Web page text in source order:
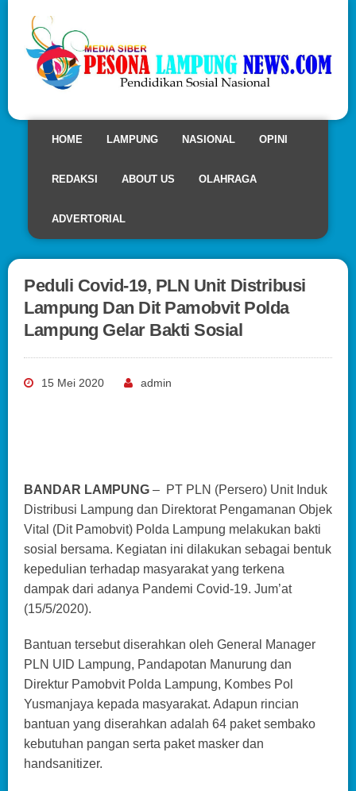
HOME LAMPUNG NASIONAL OPINI
REDAKSI ABOUT US OLAHRAGA
ADVERTORIAL
Peduli Covid-19, PLN Unit Distribusi
Lampung Dan Dit Pamobvit Polda
Lampung Gelar Bakti Sosial
15 Mei 2020 admin
BANDAR LAMPUNG – PT PLN (Persero) Unit Induk
Distribusi Lampung dan Direktorat Pengamanan Objek
Vital (Dit Pamobvit) Polda Lampung melakukan bakti
sosial bersama. Kegiatan ini dilakukan sebagai bentuk
kepedulian terhadap masyarakat yang terkena
dampak dari adanya Pandemi Covid-19. Jum’at
(15/5/2020).
Bantuan tersebut diserahkan oleh General Manager
PLN UID Lampung, Pandapotan Manurung dan
Direktur Pamobvit Polda Lampung, Kombes Pol
Yusmanjaya kepada masyarakat. Adapun rincian
bantuan yang diserahkan adalah 64 paket sembako
kebutuhan pangan serta paket masker dan
handsanitizer.